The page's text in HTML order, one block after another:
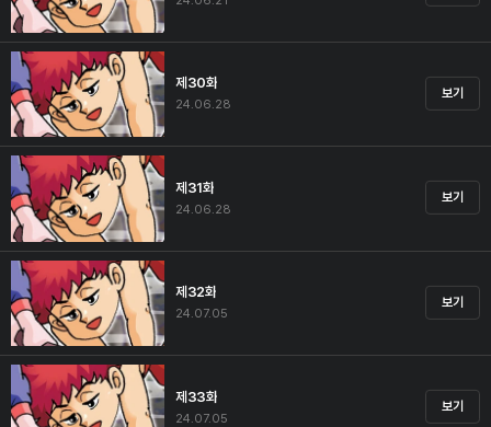
제30화
24.06.28
보기
제31화
24.06.28
보기
제32화
24.07.05
보기
제33화
24.07.05
보기